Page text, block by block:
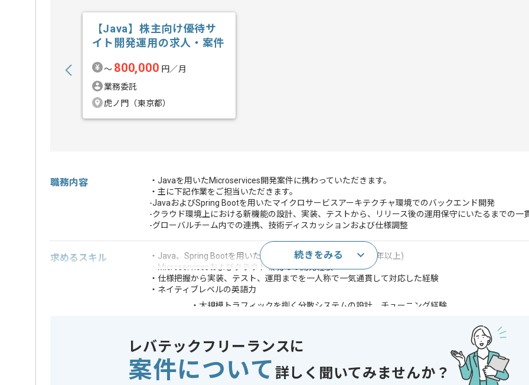
【Java】株主向け優待サ
イト開発運用の求人・案件
〜 800,000 円／月
業務委託
虎ノ門（東京都）
職務内容
・Javaを用いたMicroservices開発案件に携わっていただきます。
・主に下記作業をご担当いただきます。
-JavaおよびSpring Bootを用いたマイクロサービスアーキテクチャ環境でのバックエンド開発
-クラウド環境上における新機能の設計、実装、テストから、リリース後の運用保守にいたるまでの一
-グローバルチーム内での連携、技術ディスカッションおよび仕様調整
求めるスキル
・Java、Spring Bootを用いたバックエンド開発の実務経験(7年以上)
・Microservicesおよびクラウド環境での開発経験
・仕様把握から実装、テスト、運用までを一人称で一気通貫して対応した経験
・ネイティブレベルの英語力
・大規模トラフィックを捌く分散システムの設計、チューニング経験
※上記に似た経験やスキルをお持ちであれば申し込み可能なケースもございます！まずはお気軽にご相談ください！
この案件で扱う技術 フレームワーク Spring Boot
続きをみる
レバテックフリーランスに
案件について 詳しく聞いてみませんか？